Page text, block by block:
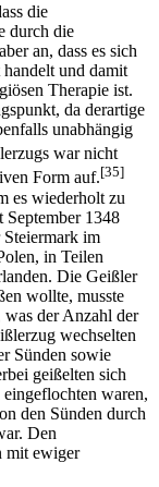
die
durch die
an, dass es sich
und damit
Therapie ist.
da derartige
unabhängig
war nicht
Form auf.[35]
es wiederholt zu
September 1348
Steiermark im
in Teilen
Die Geißler
wollte, musste
der Anzahl der
wechselten
Sünden sowie
geißelten sich
waren,
den Sünden durch
Den
mit ewiger